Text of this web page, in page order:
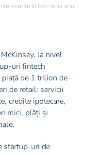
în România anul
la nivel
uri fintech
piață de 1 trilion de
de retail: servicii
credite ipotecare,
mici, plăți și
startup-uri de